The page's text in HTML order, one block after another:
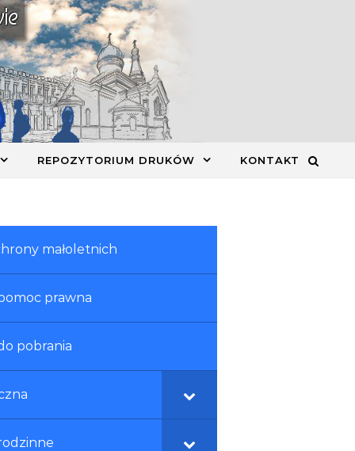
REPOZYTORIUM DRUKÓW KONTAKT
małoletnich
prawna
pobrania